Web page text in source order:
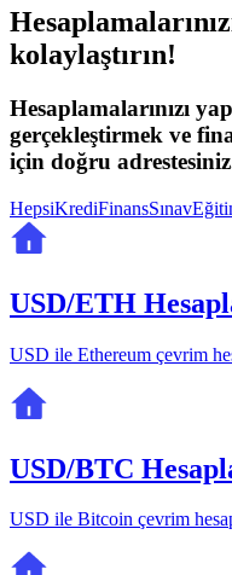
kolaylaştırın!
Hesaplamalarınızı
gerçekleştirmek ve
için doğru
HepsiKrediFinansSınav
USD/ETH
USD ile Ethereum çevrim
USD/BTC
USD ile Bitcoin çevrim